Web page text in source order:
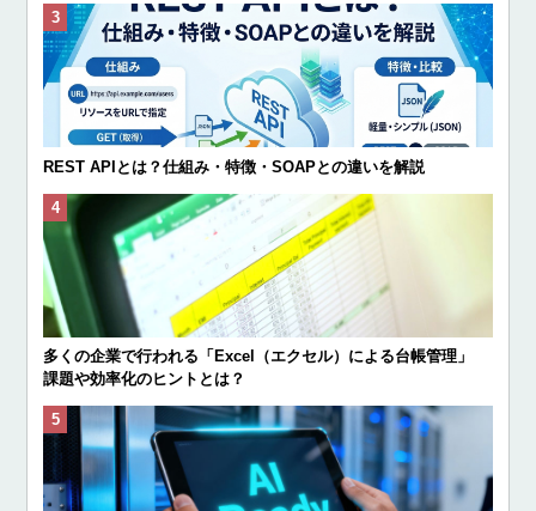
REST APIとは？仕組み・特徴・SOAPとの違いを解説
多くの企業で行われる「Excel（エクセル）による台帳管理」
課題や効率化のヒントとは？